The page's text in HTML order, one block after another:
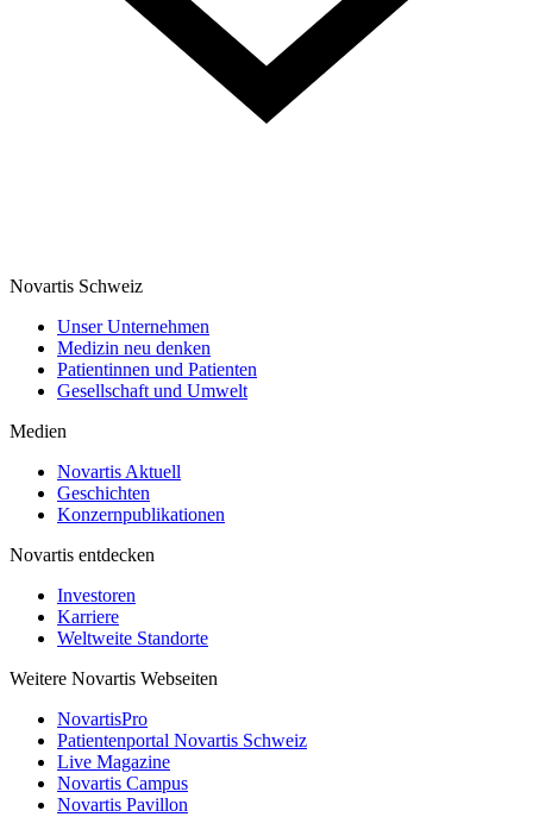
Novartis Schweiz
Unser Unternehmen
Medizin neu denken
Patientinnen und Patienten
Gesellschaft und Umwelt
Medien
Novartis Aktuell
Geschichten
Konzernpublikationen
Novartis entdecken
Investoren
Karriere
Weltweite Standorte
Weitere Novartis Webseiten
NovartisPro
Patientenportal Novartis Schweiz
Live Magazine
Novartis Campus
Novartis Pavillon